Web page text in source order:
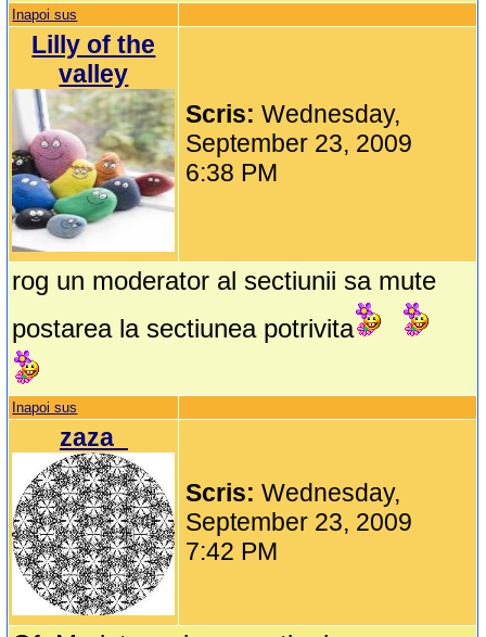
Inapoi sus
Lilly of the
valley
Scris:Wednesday,
September 23, 2009
6:38 PM
rog un moderator al sectiunii sa mute
postarea la sectiunea potrivita
Inapoi sus
zaza_
Scris:Wednesday,
September 23, 2009
7:42 PM